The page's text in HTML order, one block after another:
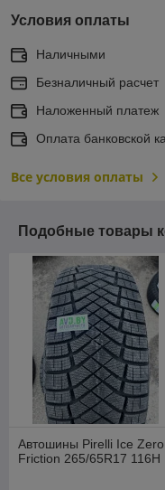
Условия оплаты
Наличными
Безналичный расчет
Наложенный платеж
Оплата банковской
Все условия оплаты
Подобные товары
Автошины Pirelli Ice Zero
Friction 265/65R17 116H